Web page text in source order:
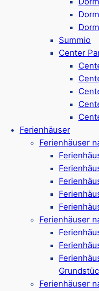
Summio
Center
Ferienhäuser
Ferienhäuser
Ferienhäuser
Ferienhäuser
Ferienparks mit
Ferienparks in Renesse
Ferienparks in Middelburg
Ferienparks in Oostkapelle
Ferienparks in
Ferienparks bei De
Ferienparks in
Ferienparks in Domburg
Ferienparks in Westkapelle
Ferienparks in Zoutelande
Ferienparks in Breskens
Ferienparks in Vlissingen
Ferienparks in Dishoek
Ferienparks in Koudekerke
Ferienparks in Nieuwvliet
Ferienparks in Groede